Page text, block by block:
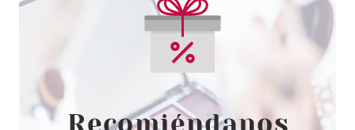
BABARIA
BABARIA STICK AZUL SOLAR
FACIAL SPF 50 20 GR
desde
5.95€